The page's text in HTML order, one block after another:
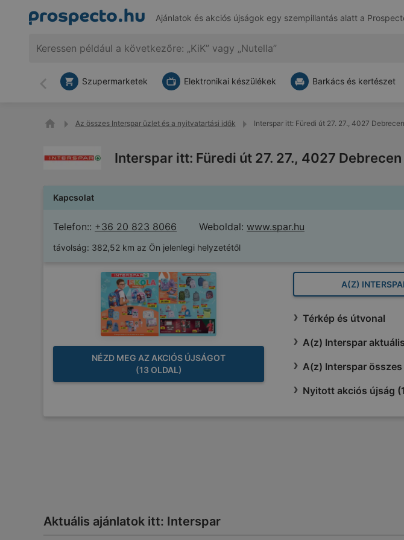
Ajánlatok és akciós újságok egy szempillantás alatt a
Vissza
Szupermarketek Elektronikai készülékek Barkács és kertészet
Az összes Interspar üzlet és a nyitvatartási idők Interspar itt: Füredi út 27. 27., 4027 Debrecen
Interspar itt: Füredi út 27. 27., 4027 Debrecen
Kapcsolat
Telefon:: +36 20 823 8066 Weboldal: www.spar.hu
távolság: 382,52 km az Ön jelenlegi helyzetétől
NÉZD MEG AZ AKCIÓS ÚJSÁGOT
(13 OLDAL)
A(Z)
Térkép és útvonal
A(z) Interspar
A(z) Interspar
Nyitott akciós újság
Aktuális ajánlatok itt: Interspar